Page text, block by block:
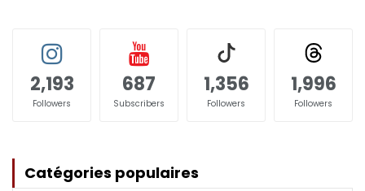
2,193
Followers
687
Subscribers
1,356
Followers
1,996
Followers
Catégories populaires